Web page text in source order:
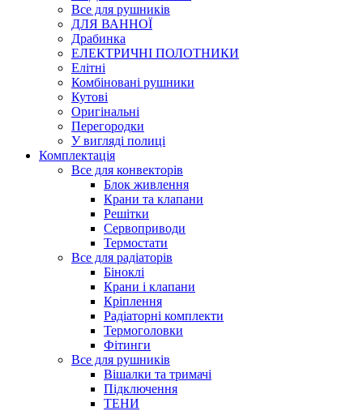
Все для рушників
ДЛЯ ВАННОЇ
Драбинка
ЕЛЕКТРИЧНІ ПОЛОТНИКИ
Елітні
Комбіновані рушники
Кутові
Оригінальні
Перегородки
У вигляді полиці
Комплектація
Все для конвекторів
Блок живлення
Крани та клапани
Решітки
Сервоприводи
Термостати
Все для радіаторів
Біноклі
Крани і клапани
Кріплення
Радіаторні комплекти
Термоголовки
Фітинги
Все для рушників
Вішалки та тримачі
Підключення
ТЕНИ